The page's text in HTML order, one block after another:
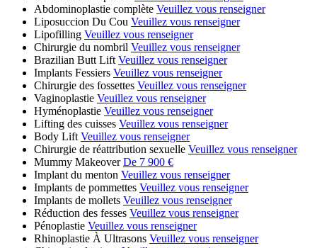
Abdominoplastie complète Veuillez vous renseigner
Liposuccion Du Cou Veuillez vous renseigner
Lipofilling Veuillez vous renseigner
Chirurgie du nombril Veuillez vous renseigner
Brazilian Butt Lift Veuillez vous renseigner
Implants Fessiers Veuillez vous renseigner
Chirurgie des fossettes Veuillez vous renseigner
Vaginoplastie Veuillez vous renseigner
Hyménoplastie Veuillez vous renseigner
Lifting des cuisses Veuillez vous renseigner
Body Lift Veuillez vous renseigner
Chirurgie de réattribution sexuelle Veuillez vous renseigner
Mummy Makeover De 7 900 €
Implant du menton Veuillez vous renseigner
Implants de pommettes Veuillez vous renseigner
Implants de mollets Veuillez vous renseigner
Réduction des fesses Veuillez vous renseigner
Pénoplastie Veuillez vous renseigner
Rhinoplastie À Ultrasons Veuillez vous renseigner